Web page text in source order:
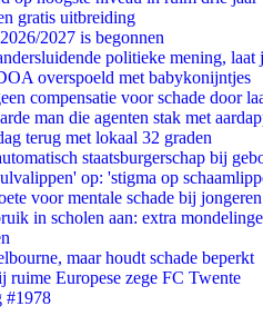
gratis uitbreiding
2027 is begonnen
politieke mening,
overspoeld met babykonijntjes
compensatie voor schade door
man die agenten stak met
terug met lokaal 32 graden
staatsburgerschap bij
op: 'stigma op
voor mentale schade bij jongeren
in scholen aan: extra
maar houdt schade beperkt
ruime Europese zege FC Twente
#1978